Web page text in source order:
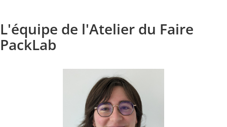
L'équipe de l'Atelier du Faire
PackLab